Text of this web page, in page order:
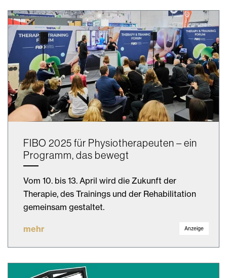
FIBO 2025 für Physiotherapeuten – ein
Programm, das bewegt
Vom 10. bis 13. April wird die Zukunft der
Therapie, des Trainings und der Rehabilitation
gemeinsam gestaltet.
mehr Anzeige